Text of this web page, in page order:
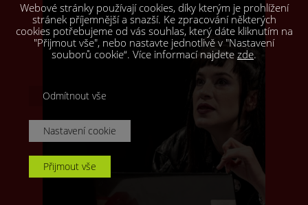
Webové stránky používají cookies, díky kterým je prohlížení
stránek příjemnější a snazší. Ke zpracování některých
cookies potřebujeme od vás souhlas, který dáte kliknutím na
"Přijmout vše", nebo nastavte jednotlivě v "Nastavení
souborů cookie“. Více informací najdete zde.
Odmítnout vše
Nastavení cookie
Přijmout vše